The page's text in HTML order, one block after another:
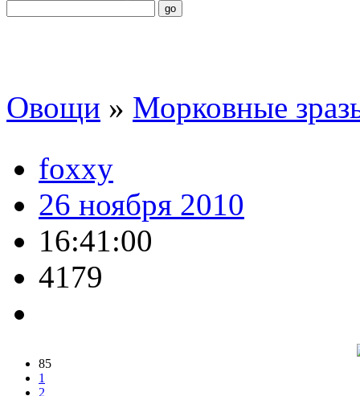
Овощи » Морковные
foxxy
26 ноября 2010
16:41:00
4179
85
1
2